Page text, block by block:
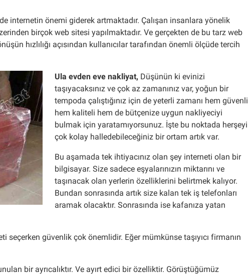
internetin önemi giderek artmaktadır. Çalışan insanlara yönelik
birçok web sitesi yapılmaktadır. Ve gerçekten de bu tarz web
hızlılığı açısından kullanıcılar tarafından önemli ölçüde tercih
Ula evden eve nakliyat, Düşünün ki evinizi
taşıyacaksınız ve çok az zamanınız var, yoğun bir
tempoda çalıştığınız için de yeterli zamanı hem güvenli
hem kaliteli hem de bütçenize uygun nakliyeciyi
bulmak için yaratamıyorsunuz. İşte bu noktada herşeyi
çok kolay halledebileceğiniz bir ortam artık var.
Bu aşamada tek ihtiyacınız olan şey interneti olan bir
bilgisayar. Size sadece eşyalarınızın miktarını ve
taşınacak olan yerlerin özelliklerini belirtmek kalıyor.
Bundan sonrasında artık size kalan tek iş telefonları
aramak olacaktır. Sonrasında ise kafanıza yatan
seçerken güvenlik çok önemlidir. Eğer mümkünse taşıyıcı firmanın
bir ayrıcalıktır. Ve ayırt edici bir özelliktir. Görüştüğümüz